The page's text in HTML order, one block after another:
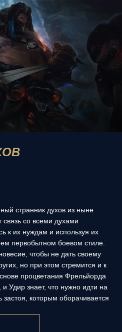
странник духов из ныне
со всеми духами
к их нуждам и используя их
первобытном боевом стиле.
чтобы не дать своему
но при этом стремится и к
процветания Фрельйорда
Удир знает, что нужно идти на
застоя, которым оборачивается